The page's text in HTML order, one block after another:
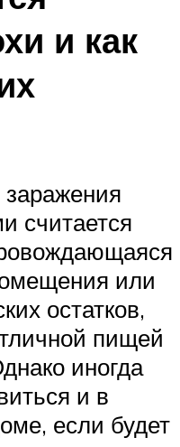
и как
считается
или
остатков,
пищей
иногда
и в
если будет